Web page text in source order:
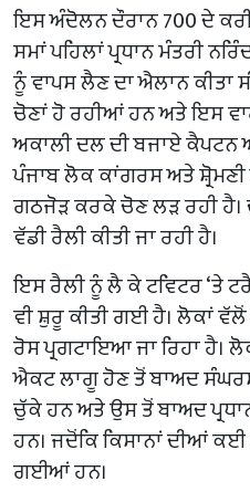
ਇਸ ਅੰਦੋਲਨ ਦੌਰਾਨ 700 ਦੇ
ਸਮਾਂ ਪਹਿਲਾਂ ਪ੍ਰਧਾਨ ਮੰਤਰੀ
ਨੂੰ ਵਾਪਸ ਲੈਣ ਦਾ ਐਲਾਨ ਕੀਤਾ
ਚੋਣਾਂ ਹੋ ਰਹੀਆਂ ਹਨ ਅਤੇ ਇਸ
ਅਕਾਲੀ ਦਲ ਦੀ ਬਜਾਏ ਕੈਪਟਨ
ਪੰਜਾਬ ਲੋਕ ਕਾਂਗਰਸ ਅਤੇ
ਗਠਜੋੜ ਕਰਕੇ ਚੋਣ ਲੜ ਰਹੀ ਹੈ।
ਵੱਡੀ ਰੈਲੀ ਕੀਤੀ ਜਾ ਰਹੀ ਹੈ।
ਇਸ ਰੈਲੀ ਨੂੰ ਲੈ ਕੇ ਟਵਿਟਰ ‘ਤੇ
ਵੀ ਸ਼ੁਰੂ ਕੀਤੀ ਗਈ ਹੈ। ਲੋਕਾਂ ਵੱਲੋਂ
ਰੋਸ ਪ੍ਰਗਟਾਇਆ ਜਾ ਰਿਹਾ ਹੈ।
ਐਕਟ ਲਾਗੂ ਹੋਣ ਤੋਂ ਬਾਅਦ
ਚੁੱਕੇ ਹਨ ਅਤੇ ਉਸ ਤੋਂ ਬਾਅਦ
ਹਨ। ਜਦੋਂਕਿ ਕਿਸਾਨਾਂ ਦੀਆਂ
ਗਈਆਂ ਹਨ।